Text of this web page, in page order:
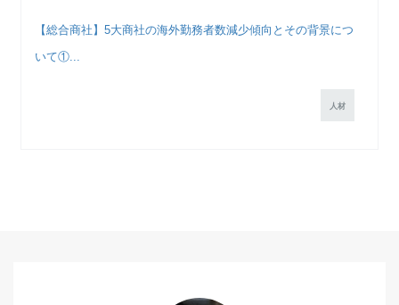
【総合商社】5大商社の海外勤務者数減少傾向とその背景につ
いて①...
人材